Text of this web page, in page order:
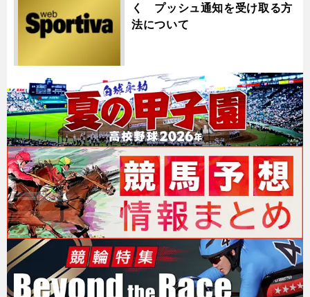
く プッシュ通知を受け取る方
法について